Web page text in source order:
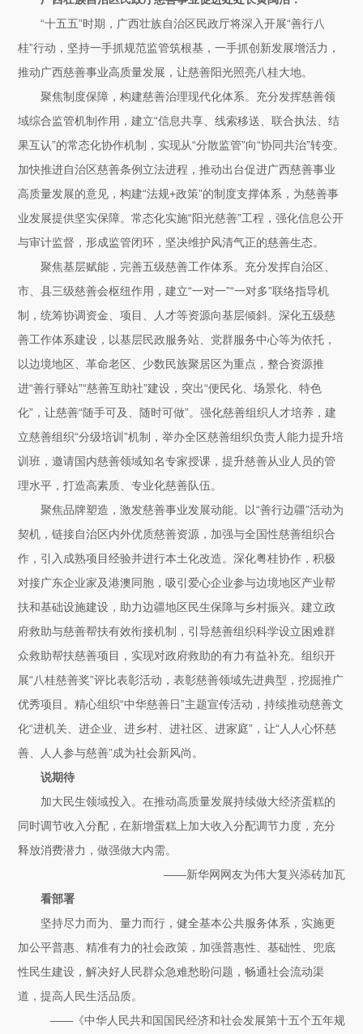
“十五五”时期，广西壮族自治区民政厅将深入开展“善行八
桂”行动，坚持一手抓规范监管筑根基，一手抓创新发展增活力，
推动广西慈善事业高质量发展，让慈善阳光照亮八桂大地。
聚焦制度保障，构建慈善治理现代化体系。充分发挥慈善领
域综合监管机制作用，建立“信息共享、线索移送、联合执法、结
果互认”的常态化协作机制，实现从“分散监管”向“协同共治”转变。
加快推进自治区慈善条例立法进程，推动出台促进广西慈善事业
高质量发展的意见，构建“法规+政策”的制度支撑体系，为慈善事
业发展提供坚实保障。常态化实施“阳光慈善”工程，强化信息公开
与审计监督，形成监管闭环，坚决维护风清气正的慈善生态。
聚焦基层赋能，完善五级慈善工作体系。充分发挥自治区、
市、县三级慈善会枢纽作用，建立“一对一”“一对多”联络指导机
制，统筹协调资金、项目、人才等资源向基层倾斜。深化五级慈
善工作体系建设，以基层民政服务站、党群服务中心等为依托，
以边境地区、革命老区、少数民族聚居区为重点，整合资源推
进“善行驿站”“慈善互助社”建设，突出“便民化、场景化、特色
化”，让慈善“随手可及、随时可做”。强化慈善组织人才培养，建
立慈善组织“分级培训”机制，举办全区慈善组织负责人能力提升培
训班，邀请国内慈善领域知名专家授课，提升慈善从业人员的管
理水平，打造高素质、专业化慈善队伍。
聚焦品牌塑造，激发慈善事业发展动能。以“善行边疆”活动为
契机，链接自治区内外优质慈善资源，加强与全国性慈善组织合
作，引入成熟项目经验并进行本土化改造。深化粤桂协作，积极
对接广东企业家及港澳同胞，吸引爱心企业参与边境地区产业帮
扶和基础设施建设，助力边疆地区民生保障与乡村振兴。建立政
府救助与慈善帮扶有效衔接机制，引导慈善组织科学设立困难群
众救助帮扶慈善项目，实现对政府救助的有力有益补充。组织开
展“八桂慈善奖”评比表彰活动，表彰慈善领域先进典型，挖掘推广
优秀项目。精心组织“中华慈善日”主题宣传活动，持续推动慈善文
化“进机关、进企业、进乡村、进社区、进家庭”，让“人人心怀慈
善、人人参与慈善”成为社会新风尚。
说期待
加大民生领域投入。在推动高质量发展持续做大经济蛋糕的
同时调节收入分配，在新增蛋糕上加大收入分配调节力度，充分
释放消费潜力，做强做大内需。
——新华网网友为伟大复兴添砖加瓦
看部署
坚持尽力而为、量力而行，健全基本公共服务体系，实施更
加公平普惠、精准有力的社会政策，加强普惠性、基础性、兜底
性民生建设，解决好人民群众急难愁盼问题，畅通社会流动渠
道，提高人民生活品质。
——《中华人民共和国国民经济和社会发展第十五个五年规